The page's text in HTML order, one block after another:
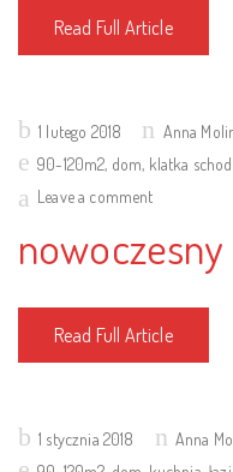
Read Full Article
Posted1 lutego 2018
Anna
90-120m2, dom, klatka
Leave a comment
Read Full Article
Posted1 stycznia 2018
Anna